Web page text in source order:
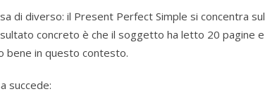
di diverso: il Present Perfect Simple si concentra sul
concreto è che il soggetto ha letto 20 pagine e
bene in questo contesto.
succede: